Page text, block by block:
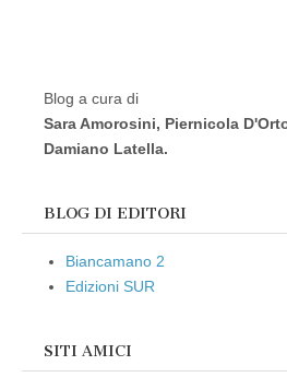
Blog a cura di
Sara Amorosini, Piernicola
Damiano Latella.
BLOG DI EDITORI
Biancamano 2
Edizioni SUR
SITI AMICI